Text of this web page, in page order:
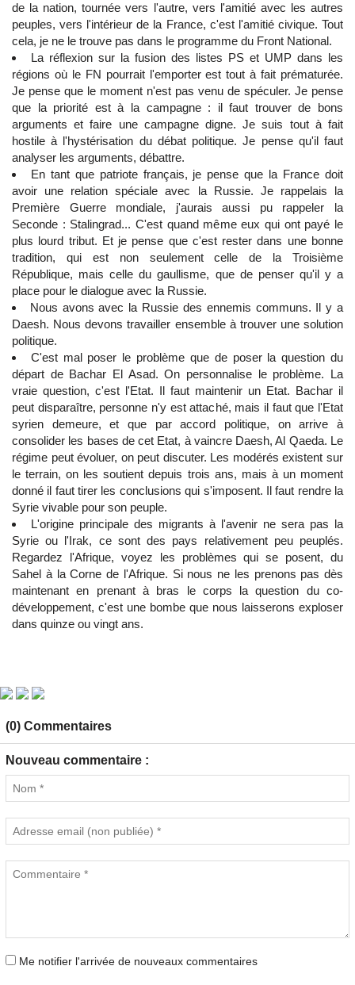
de la nation, tournée vers l'autre, vers l'amitié avec les autres
peuples, vers l'intérieur de la France, c'est l'amitié civique. Tout
cela, je ne le trouve pas dans le programme du Front National.
La réflexion sur la fusion des listes PS et UMP dans les
régions où le FN pourrait l'emporter est tout à fait prématurée.
Je pense que le moment n'est pas venu de spéculer. Je pense
que la priorité est à la campagne : il faut trouver de bons
arguments et faire une campagne digne. Je suis tout à fait
hostile à l'hystérisation du débat politique. Je pense qu'il faut
analyser les arguments, débattre.
En tant que patriote français, je pense que la France doit
avoir une relation spéciale avec la Russie. Je rappelais la
Première Guerre mondiale, j'aurais aussi pu rappeler la
Seconde : Stalingrad... C'est quand même eux qui ont payé le
plus lourd tribut. Et je pense que c'est rester dans une bonne
tradition, qui est non seulement celle de la Troisième
République, mais celle du gaullisme, que de penser qu'il y a
place pour le dialogue avec la Russie.
Nous avons avec la Russie des ennemis communs. Il y a
Daesh. Nous devons travailler ensemble à trouver une solution
politique.
C'est mal poser le problème que de poser la question du
départ de Bachar El Asad. On personnalise le problème. La
vraie question, c'est l'Etat. Il faut maintenir un Etat. Bachar il
peut disparaître, personne n'y est attaché, mais il faut que l'Etat
syrien demeure, et que par accord politique, on arrive à
consolider les bases de cet Etat, à vaincre Daesh, Al Qaeda. Le
régime peut évoluer, on peut discuter. Les modérés existent sur
le terrain, on les soutient depuis trois ans, mais à un moment
donné il faut tirer les conclusions qui s'imposent. Il faut rendre la
Syrie vivable pour son peuple.
L'origine principale des migrants à l'avenir ne sera pas la
Syrie ou l'Irak, ce sont des pays relativement peu peuplés.
Regardez l'Afrique, voyez les problèmes qui se posent, du
Sahel à la Corne de l'Afrique. Si nous ne les prenons pas dès
maintenant en prenant à bras le corps la question du co-
développement, c'est une bombe que nous laisserons exploser
dans quinze ou vingt ans.
(0) Commentaires
Nouveau commentaire :
Me notifier l'arrivée de nouveaux commentaires